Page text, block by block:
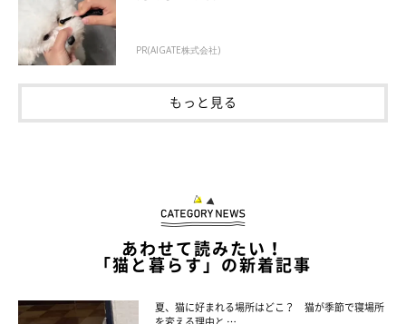
気分が下がっている様子がなくなり、リラックスしている様子が
とでリフレッシュできるでしょう。
PR(AIGATE株式会社)
もっと見る
あわせて読みたい！
「猫と暮らす」の新着記事
夏、猫に好まれる場所はどこ？ 猫が季節で寝場所